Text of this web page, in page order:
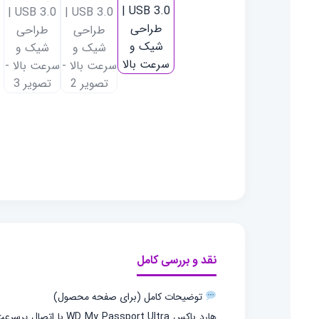
نقد و بررسی کامل
توضیحات کامل (برای صفحه محصول)